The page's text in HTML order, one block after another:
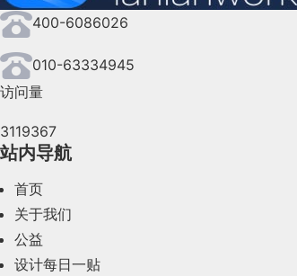
的轻微按压形变、输入框
会、用户和自身带来更多
400-6086026
010-63334945
访问量
3119367
站内导航
首页
关于我们
公益
设计每日一贴